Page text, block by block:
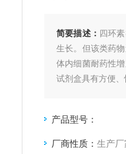
简要描述： 四环
生长。但该类药
体内细菌耐药性
试剂盒具有方便、
产品型号：
厂商性质： 生产厂